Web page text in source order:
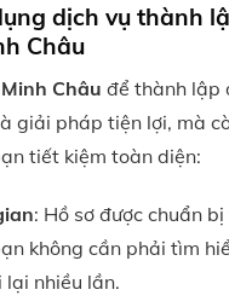
dịch vụ thành
Châu
Châu để thành lập
giải pháp tiện lợi, mà
tiết kiệm toàn diện:
: Hồ sơ được chuẩn
không cần phải tìm
nhiều lần.